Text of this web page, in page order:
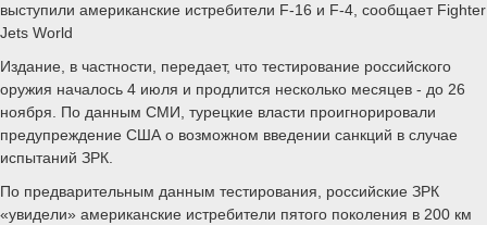
выступили американские истребители F-16 и F-4, сообщает Fighter
Jets World
Издание, в частности, передает, что тестирование российского
оружия началось 4 июля и продлится несколько месяцев - до 26
ноября. По данным СМИ, турецкие власти проигнорировали
предупреждение США о возможном введении санкций в случае
испытаний ЗРК.
По предварительным данным тестирования, российские ЗРК
«увидели» американские истребители пятого поколения в 200 км